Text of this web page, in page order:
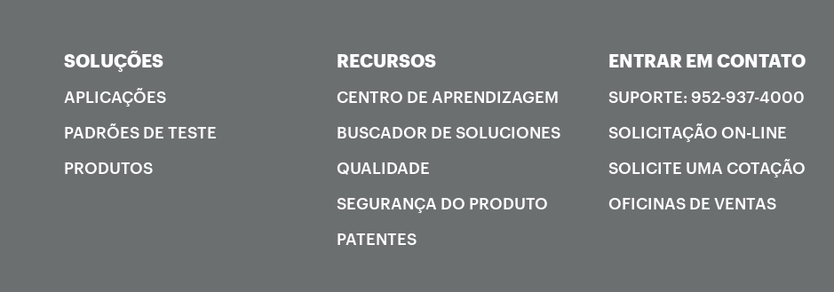
SOLUÇÕES
APLICAÇÕES
PADRÕES DE TESTE
PRODUTOS
RECURSOS
CENTRO DE APRENDIZAGEM
BUSCADOR DE SOLUCIONES
QUALIDADE
SEGURANÇA DO PRODUTO
PATENTES
ENTRAR EM CONTATO
SUPORTE: 952-937-4000
SOLICITAÇÃO ON-LINE
SOLICITE UMA COTAÇÃO
OFICINAS DE VENTAS